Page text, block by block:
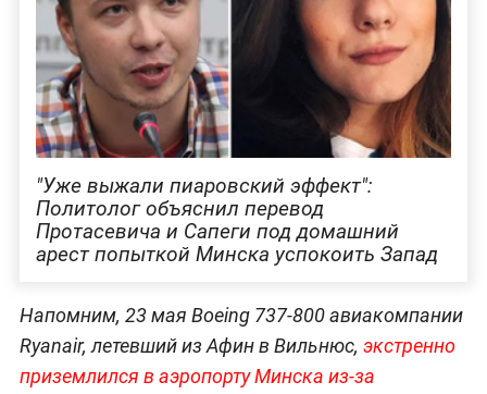
"Уже выжали пиаровский эффект":
Политолог объяснил перевод
Протасевича и Сапеги под домашний
арест попыткой Минска успокоить Запад
Напомним, 23 мая Boeing 737-800 авиакомпании
Ryanair, летевший из Афин в Вильнюс, экстренно
приземлился в аэропорту Минска из-за